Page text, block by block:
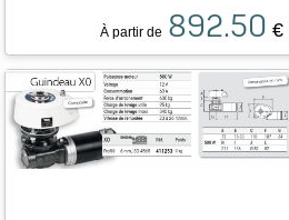
À partir de 892.50 €